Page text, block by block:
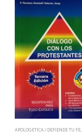
APOLOGETICA / DEFIENDE TU FE,